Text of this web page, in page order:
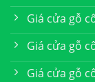
Giá cửa gỗ
Giá cửa gỗ
Giá cửa gỗ